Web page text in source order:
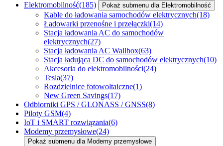
Elektromobilność(185) Pokaż submenu dla Elektromobilność
Kable do ładowania samochodów elektrycznych(18)
Ładowarki przenośne i przełączki(14)
Stacja ładowania AC do samochodów
elektrycznych(27)
Stacja ładowania AC Wallbox(63)
Stacja ładująca DC do samochodów elektrycznych(10)
Akcesoria do elektromobilności(24)
Tesla(37)
Rozdzielnice fotowoltaiczne(1)
New Green Savings(17)
Odbiorniki GPS / GLONASS / GNSS(8)
Piloty GSM(4)
IoT i SMART rozwiązania(6)
Modemy przemysłowe(24)
Pokaż submenu dla Modemy przemysłowe